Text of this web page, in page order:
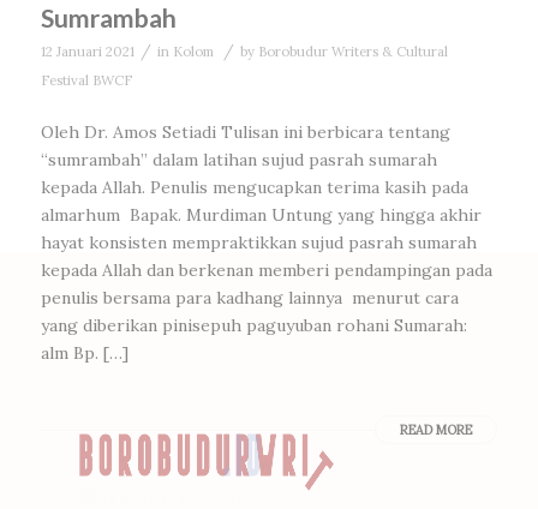
Sumrambah
12 Januari 2021 / in Kolom / by Borobudur Writers & Cultural
Festival BWCF
Oleh Dr. Amos Setiadi Tulisan ini berbicara tentang
“sumrambah” dalam latihan sujud pasrah sumarah
kepada Allah. Penulis mengucapkan terima kasih pada
almarhum Bapak. Murdiman Untung yang hingga akhir
hayat konsisten mempraktikkan sujud pasrah sumarah
kepada Allah dan berkenan memberi pendampingan pada
penulis bersama para kadhang lainnya menurut cara
yang diberikan pinisepuh paguyuban rohani Sumarah:
alm Bp. […]
READ MORE